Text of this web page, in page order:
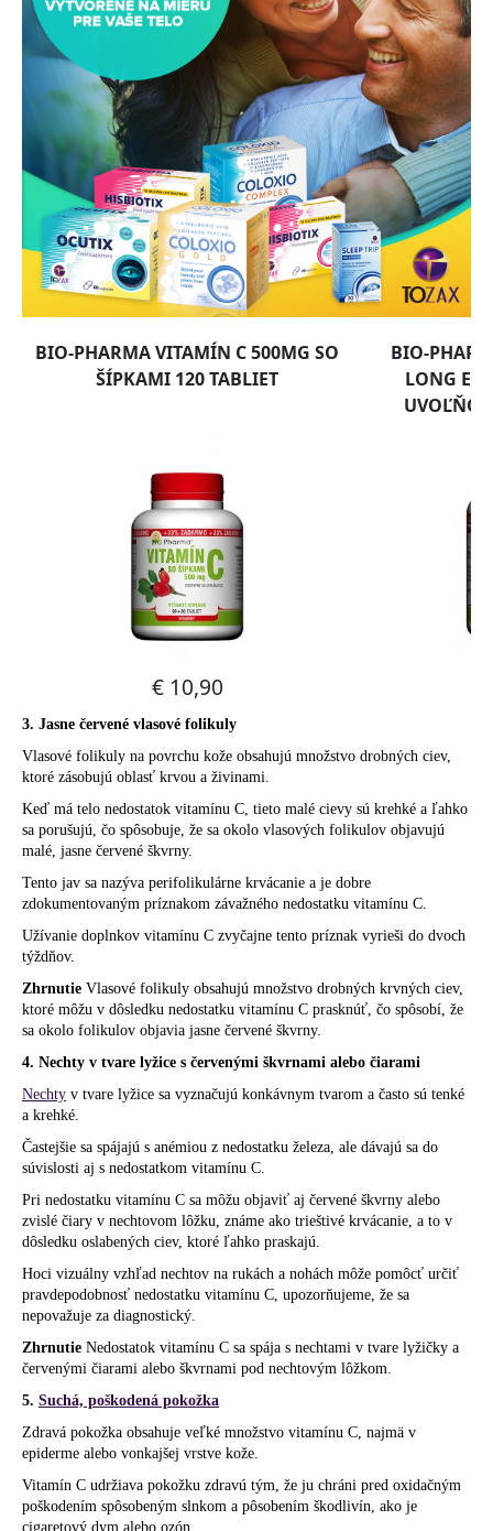
3. Jasne červené vlasové folikuly
Vlasové folikuly na povrchu kože obsahujú množstvo drobných ciev,
ktoré zásobujú oblasť krvou a živinami.
Keď má telo nedostatok vitamínu C, tieto malé cievy sú krehké a ľahko
sa porušujú, čo spôsobuje, že sa okolo vlasových folikulov objavujú
malé, jasne červené škvrny.
Tento jav sa nazýva perifolikulárne krvácanie a je dobre
zdokumentovaným príznakom závažného nedostatku vitamínu C.
Užívanie doplnkov vitamínu C zvyčajne tento príznak vyrieši do dvoch
týždňov.
Zhrnutie Vlasové folikuly obsahujú množstvo drobných krvných ciev,
ktoré môžu v dôsledku nedostatku vitamínu C prasknúť, čo spôsobí, že
sa okolo folikulov objavia jasne červené škvrny.
4. Nechty v tvare lyžice s červenými škvrnami alebo čiarami
Nechty v tvare lyžice sa vyznačujú konkávnym tvarom a často sú tenké
a krehké.
Častejšie sa spájajú s anémiou z nedostatku železa, ale dávajú sa do
súvislosti aj s nedostatkom vitamínu C.
Pri nedostatku vitamínu C sa môžu objaviť aj červené škvrny alebo
zvislé čiary v nechtovom lôžku, známe ako trieštivé krvácanie, a to v
dôsledku oslabených ciev, ktoré ľahko praskajú.
Hoci vizuálny vzhľad nechtov na rukách a nohách môže pomôcť určiť
pravdepodobnosť nedostatku vitamínu C, upozorňujeme, že sa
nepovažuje za diagnostický.
Zhrnutie Nedostatok vitamínu C sa spája s nechtami v tvare lyžičky a
červenými čiarami alebo škvrnami pod nechtovým lôžkom.
5. Suchá, poškodená pokožka
Zdravá pokožka obsahuje veľké množstvo vitamínu C, najmä v
epiderme alebo vonkajšej vrstve kože.
Vitamín C udržiava pokožku zdravú tým, že ju chráni pred oxidačným
poškodením spôsobeným slnkom a pôsobením škodlivín, ako je
cigaretový dym alebo ozón.